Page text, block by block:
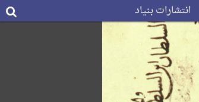
انتشارات بنیاد